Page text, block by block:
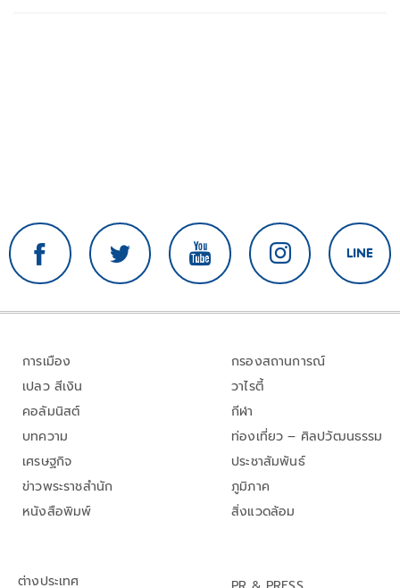
การเมือง
เปลว สีเงิน
คอลัมนิสต์
บทความ
เศรษฐกิจ
ข่าวพระราชสำนัก
หนังสือพิมพ์
กรองสถานการณ์
วาไรตี้
กีฬา
ท่องเที่ยว – ศิลปวัฒนธรรม
ประชาสัมพันธ์
ภูมิภาค
สิ่งแวดล้อม
ต่างประเทศ